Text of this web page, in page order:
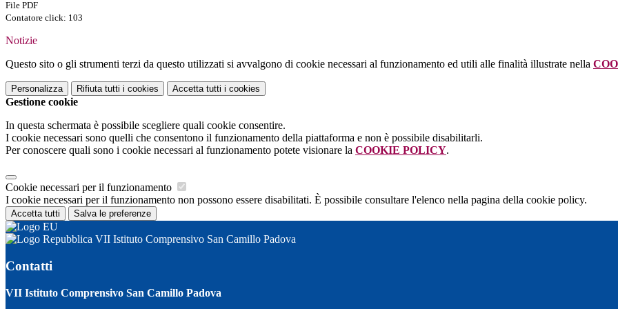
File PDF
Contatore click: 103
Notizie
Questo sito o gli strumenti terzi da questo utilizzati si avvalgono di cookie necessari al funzionamento ed utili alle finalità illustrate nella
Personalizza Rifiuta tutti i cookies Accetta tutti i cookies
Gestione cookie
In questa schermata è possibile scegliere quali cookie consentire.
I cookie necessari sono quelli che consentono il funzionamento della piattaforma e non è possibile disabilitarli.
Per conoscere quali sono i cookie necessari al funzionamento potete visionare la COOKIE POLICY.
Cookie necessari per il funzionamento
I cookie necessari per il funzionamento non possono essere disabilitati. È possibile consultare l'elenco nella pagina della cookie policy.
Accetta tutti Salva le preferenze
VII Istituto Comprensivo San Camillo Padova
Contatti
VII Istituto Comprensivo San Camillo Padova